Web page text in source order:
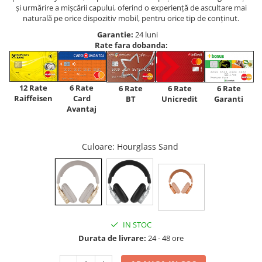
și urmărire a mișcării capului, oferind o experiență de ascultare mai
naturală pe orice dispozitiv mobil, pentru orice tip de conținut.
Garantie: 24 luni
Rate fara dobanda:
12 Rate
Raiffeisen
6 Rate
Card
Avantaj
6 Rate
BT
6 Rate
Unicredit
6 Rate
Garanti
Culoare: Hourglass Sand
IN STOC
Durata de livrare: 24 - 48 ore